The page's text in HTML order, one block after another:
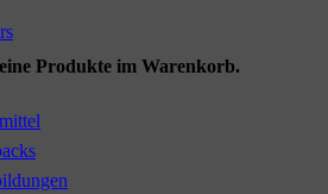
Produkte im Warenkorb.